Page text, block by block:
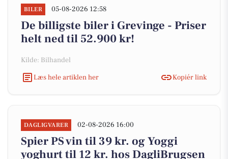
BILER 05-08-2026 12:58
De billigste biler i Grevinge - Priser
helt ned til 52.900 kr!
Kilde: Bilhandel
Læs hele artiklen her
Kopiér link
DAGLIGVARER 02-08-2026 16:00
Spier PS vin til 39 kr. og Yoggi
yoghurt til 12 kr. hos DagliBrugsen